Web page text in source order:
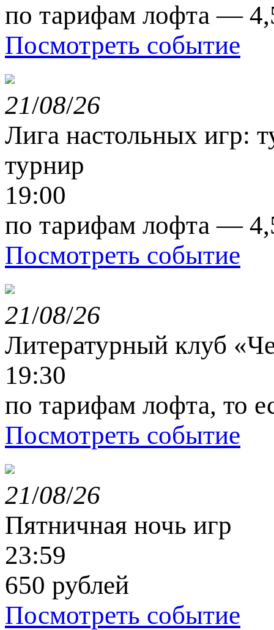
по тарифам лофта —
Посмотреть событие
21/08/26
Лига настольных игр:
турнир
19:00
по тарифам лофта —
Посмотреть событие
21/08/26
Литературный клуб
19:30
по тарифам лофта, то
Посмотреть событие
21/08/26
Пятничная ночь игр
23:59
650 рублей
Посмотреть событие